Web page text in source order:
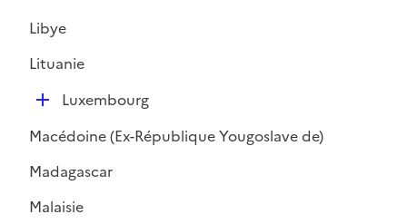
p
l
Libye
Lituanie
D
p
l
e
Luxembourg
Macédoine (Ex-République Yougoslave de)
Madagascar
Malaisie